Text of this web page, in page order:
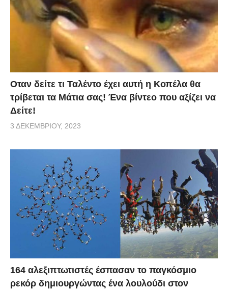
Οταν δείτε τι Ταλέντο έχει αυτή η Κοπέλα θα
τρίβεται τα Μάτια σας! Ένα βίντεο που αξίζει να
Δείτε!
3 ΔΕΚΕΜΒΡΊΟΥ, 2023
164 αλεξιπτωτιστές έσπασαν το παγκόσμιο
ρεκόρ δημιουργώντας ένα λουλούδι στον